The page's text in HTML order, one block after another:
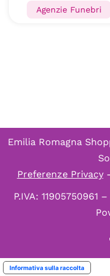
Agenzie Funebri
Emilia Romagna
Preferenze Privacy-
P.IVA: 11905750961
Informativa sulla raccolta